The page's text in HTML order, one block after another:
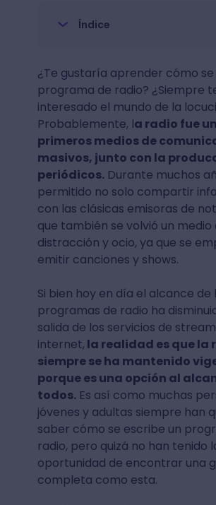
Índice
¿Te gustaría aprender cómo
programa de radio? ¿Siempre
interesado el mundo de la
Probablemente, la radio fue
primeros medios de
masivos, junto con la
periódicos.Durante muchos
permitido no solo compartir
con las clásicas emisoras de
que también se volvió un medio
distracción y ocio, ya que se
emitir canciones y shows.
Si bien hoy en día el alcance de
programas de radio ha
salida de los servicios de
internet, la realidad es que la
siempre se ha mantenido
porque es una opción al
todos.Es así como muchas
jóvenes y adultas siempre han
saber cómo se escribe un
radio, pero quizá no han tenido
oportunidad de encontrar una
completa como esta.